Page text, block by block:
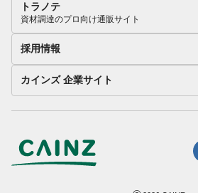
トラノテ
資材調達のプロ向け通販サイト
採用情報
カインズ 企業サイト